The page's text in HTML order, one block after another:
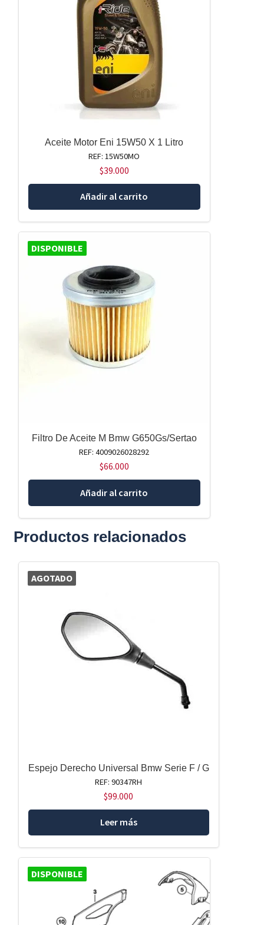
Aceite Motor Eni 15W50 X 1 Litro
REF: 15W50MO
$39.000
Añadir al carrito
DISPONIBLE
Filtro De Aceite M Bmw G650Gs/Sertao
REF: 4009026028292
$66.000
Añadir al carrito
Productos relacionados
AGOTADO
Espejo Derecho Universal Bmw Serie F / G
REF: 90347RH
$99.000
Leer más
DISPONIBLE